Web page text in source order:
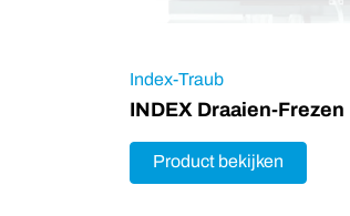
Index-Traub
INDEX Draaien-Frezen
Product bekijken